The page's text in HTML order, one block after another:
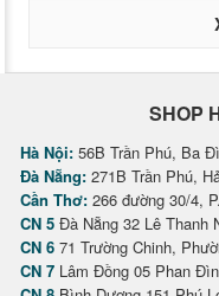
SHOP
Hà Nội: 56B Trần Phú, Ba
Đà Nẵng: 271B Trần Phú,
Cần Thơ: 266 đường 30/4,
CN 5 Đà Nẵng 32 Lê Thanh
CN 6 71 Trường Chinh,
CN 7 Lâm Đồng 05 Phan